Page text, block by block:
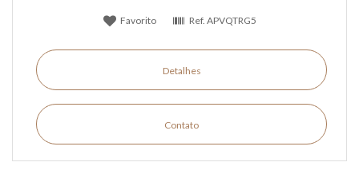
Favorito Ref. APVQTRG5
Detalhes
Contato